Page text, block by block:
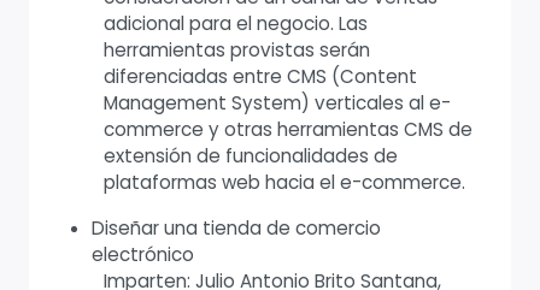
adicional para el negocio. Las
herramientas provistas serán
diferenciadas entre CMS (Content
Management System) verticales al e-
commerce y otras herramientas CMS de
extensión de funcionalidades de
plataformas web hacia el e-commerce.
Diseñar una tienda de comercio
electrónico
Imparten: Julio Antonio Brito Santana,